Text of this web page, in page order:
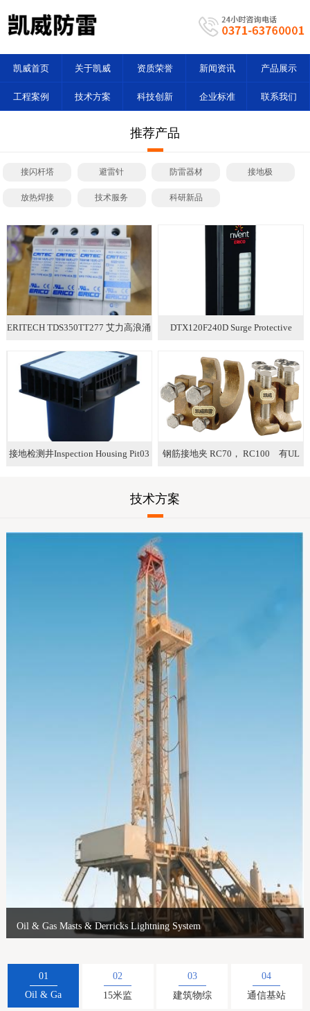
凯威首页 关于凯威 资质荣誉 新闻资讯 产品展示
工程案例 技术方案 科技创新 企业标准 联系我们
推荐产品
接闪杆塔 避雷针 防雷器材 接地极
放热焊接 技术服务 科研新品
ERITECH TDS350TT277 艾力高浪涌
保护器 电源防雷器
DTX120F240D Surge Protective
接地检测井Inspection Housing Pit03 钢筋接地夹 RC70， RC100 有UL
技术方案
Oil & Gas Masts & Derricks Lightning System
01
Oil & Ga
02
15米监
03
建筑物综
04
通信基站